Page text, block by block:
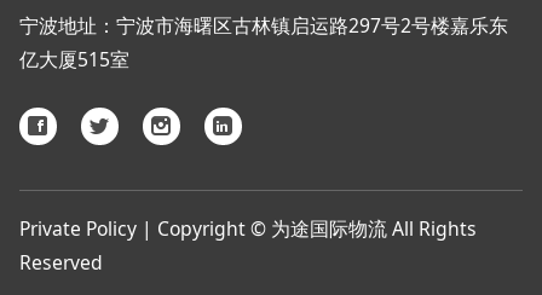
宁波地址：宁波市海曙区古林镇启运路297号2号楼嘉乐东
亿大厦515室
Private Policy | Copyright © 为途国际物流 All Rights
Reserved